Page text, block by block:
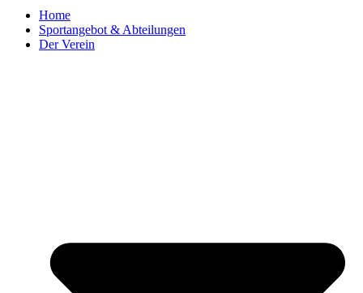
Home
Sportangebot & Abteilungen
Der Verein